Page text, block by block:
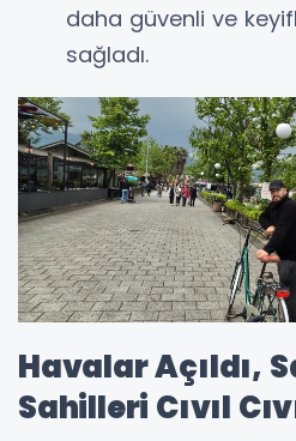
daha güvenli ve
sağladı.
Havalar Açıldı,
Sahilleri Cıvıl